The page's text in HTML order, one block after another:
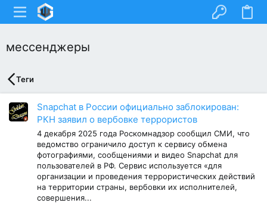
мессенджеры
Теги
Snapchat в России официально заблокирован:
РКН заявил о вербовке террористов
4 декабря 2025 года Роскомнадзор сообщил СМИ, что
ведомство ограничило доступ к сервису обмена
фотографиями, сообщениями и видео Snapchat для
пользователей в РФ. Сервис используется «для
организации и проведения террористических действий
на территории страны, вербовки их исполнителей,
совершения...